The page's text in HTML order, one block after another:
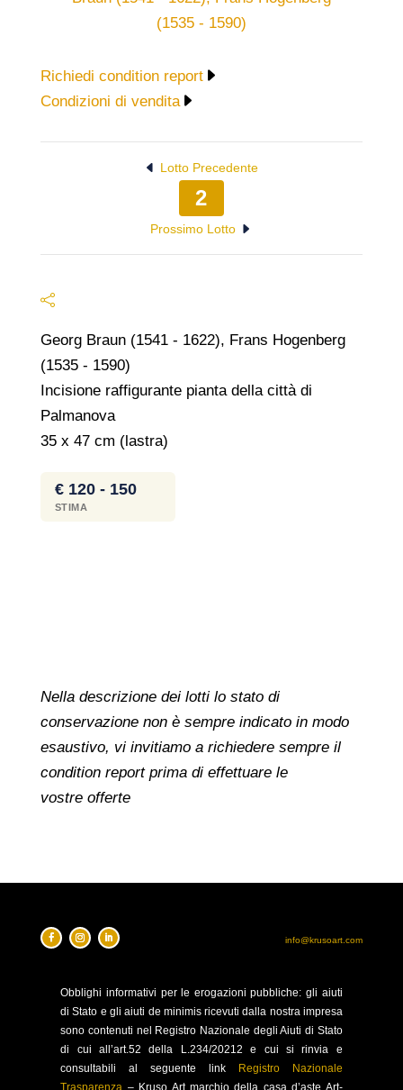
Richiedi condition report
Condizioni di vendita
Lotto Precedente
2
Prossimo Lotto
Georg Braun (1541 - 1622), Frans Hogenberg
(1535 - 1590)
Incisione raffigurante pianta della città di
Palmanova
35 x 47 cm (lastra)
€ 120 - 150
STIMA
Nella descrizione dei lotti lo stato di
conservazione non è sempre indicato in modo
esaustivo, vi invitiamo a richiedere sempre il
condition report prima di effettuare le
vostre offerte
info@krusoart.com
Obblighi informativi per le erogazioni pubbliche: gli aiuti
di Stato e gli aiuti de minimis ricevuti dalla nostra impresa
sono contenuti nel Registro Nazionale degli Aiuti di Stato
di cui all’art.52 della L.234/20212 e cui si rinvia e
consultabili al seguente link
Registro Nazionale